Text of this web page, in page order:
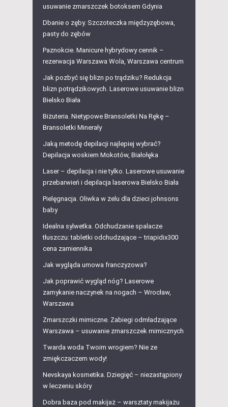
usuwanie zmarszczek botoksem Gdynia
Dbanie o zęby. Szczoteczka międzyzębowa,
pasty do zębów
Paznokcie. Manicure hybrydowy cennik –
rezerwacja Warszawa Wola, Warszawa centrum
Jak pozbyć się blizn po trądziku? Redukcja
blizn potrądzikowych. Laserowe usuwanie blizn
Bielsko Biała
Biżuteria. Nietypowe Bransoletki Na Rękę –
Bransoletki Minerały
Jaką metodę depilacji najlepiej wybrać?
Depilacja woskiem Mokotów, Białołęka
Laser – depilacja i nie tylko. Laserowe usuwanie
przebarwień i depilacja laserowa Bielsko Biała
Pielęgnacja. Oliwka w żelu dla dzieci johnsons
baby
Idealna sylwetka. Odchudzanie spalacze
tłuszczu: tabletki odchudzające – triapidix300
cena zamiennika
Jak wygląda umowa franczyzowa?
Jak poprawić wygląd nóg? Laserowe
zamykanie naczynek na nogach – Wrocław,
Warszawa
Zmarszczki mimiczne. Zabiegi odmładzające
Warszawa – usuwanie zmarszczek mimicznych
Twarda woda Twoim wrogiem? Nie ze
zmiękczaczem wody!
Nevskaya kosmetika. Dziegięć – niezastąpiony
w leczeniu skóry
Dobra baza pod makijaż – warsztaty makijażu